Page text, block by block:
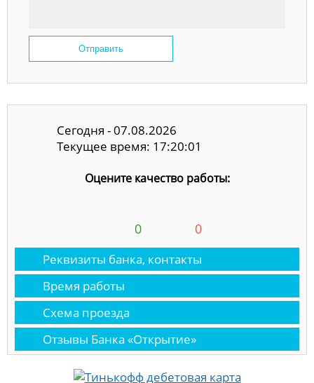
Отправить
Сегодня - 07.08.2026
Текущее время: 17:20:01
Оцените качество работы:
0 0
Реквизиты банка, контакты
Время работы
Схема проезда
Отзывы Банка «Открытие»